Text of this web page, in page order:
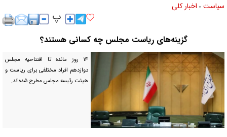
سیاست » اخبار کلی
گزینه‌های ریاست مجلس چه کسانی هستند؟
۱۴ روز مانده تا افتتاحیه مجلس
دوازدهم افراد مختلفی برای ریاست و
هیئت رئیسه مجلس مطرح شده‌اند.